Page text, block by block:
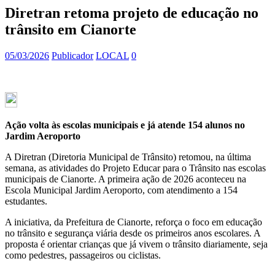
Diretran retoma projeto de educação no
trânsito em Cianorte
05/03/2026 Publicador LOCAL 0
Ação volta às escolas municipais e já atende 154 alunos no
Jardim Aeroporto
A Diretran (Diretoria Municipal de Trânsito) retomou, na última
semana, as atividades do Projeto Educar para o Trânsito nas escolas
municipais de Cianorte. A primeira ação de 2026 aconteceu na
Escola Municipal Jardim Aeroporto, com atendimento a 154
estudantes.
A iniciativa, da Prefeitura de Cianorte, reforça o foco em educação
no trânsito e segurança viária desde os primeiros anos escolares. A
proposta é orientar crianças que já vivem o trânsito diariamente, seja
como pedestres, passageiros ou ciclistas.